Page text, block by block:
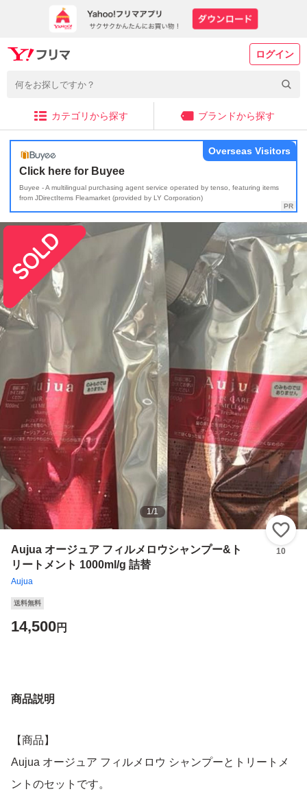
ログイン
カテゴリから探す ブランドから探す
Click here for Buyee
Buyee - A multilingual purchasing agent service operated by tenso, featuring items
from JDirectItems Fleamarket (provided by LY Corporation)
Overseas Visitors
1/1
Aujua オージュア フィルメロウシャンプー&ト
リートメント 1000ml/g 詰替
Aujua
10
送料無料
14,500円
商品説明
【商品】
Aujua オージュア フィルメロウ シャンプーとトリートメ
ントのセットです。